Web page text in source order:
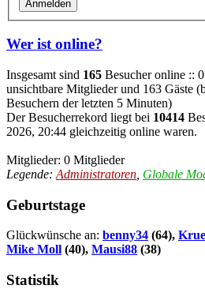
Wer ist online?
Insgesamt sind 165 Besucher online ::
unsichtbare Mitglieder und 163 Gäste
Besuchern der letzten 5 Minuten)
Der Besucherrekord liegt bei 10414
2026, 20:44 gleichzeitig online waren.
Mitglieder: 0 Mitglieder
Legende: Administratoren Globale
Geburtstage
Glückwünsche an: benny34 (64),
Mike Moll (40), Mausi88 (38)
Statistik